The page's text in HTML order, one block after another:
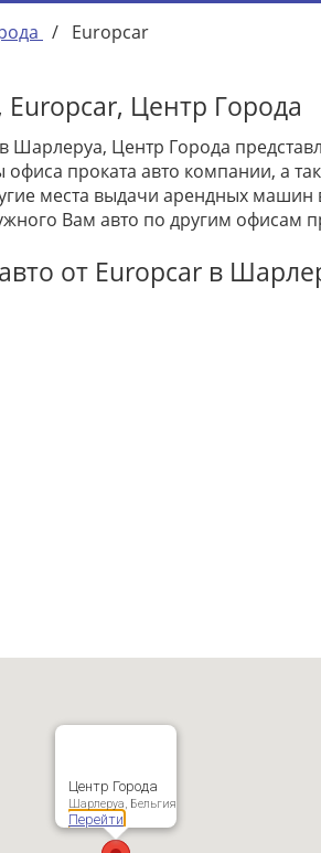
/ Europcar
Центр Города
Шарлеруа, Центр Города
проката авто компании, а
места выдачи арендных машин
Вам авто по другим офисам
от Europcar в
Центр Города
Шарлеруа, Бельгия
Перейти